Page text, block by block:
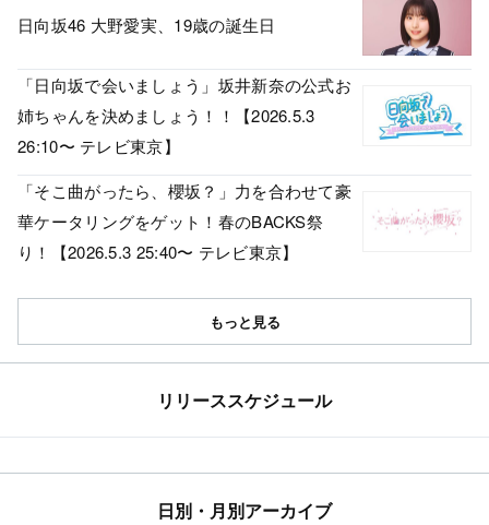
日向坂46 大野愛実、19歳の誕生日
「日向坂で会いましょう」坂井新奈の公式お
姉ちゃんを決めましょう！！【2026.5.3
26:10〜 テレビ東京】
「そこ曲がったら、櫻坂？」力を合わせて豪
華ケータリングをゲット！春のBACKS祭
り！【2026.5.3 25:40〜 テレビ東京】
もっと見る
リリーススケジュール
日別・月別アーカイブ